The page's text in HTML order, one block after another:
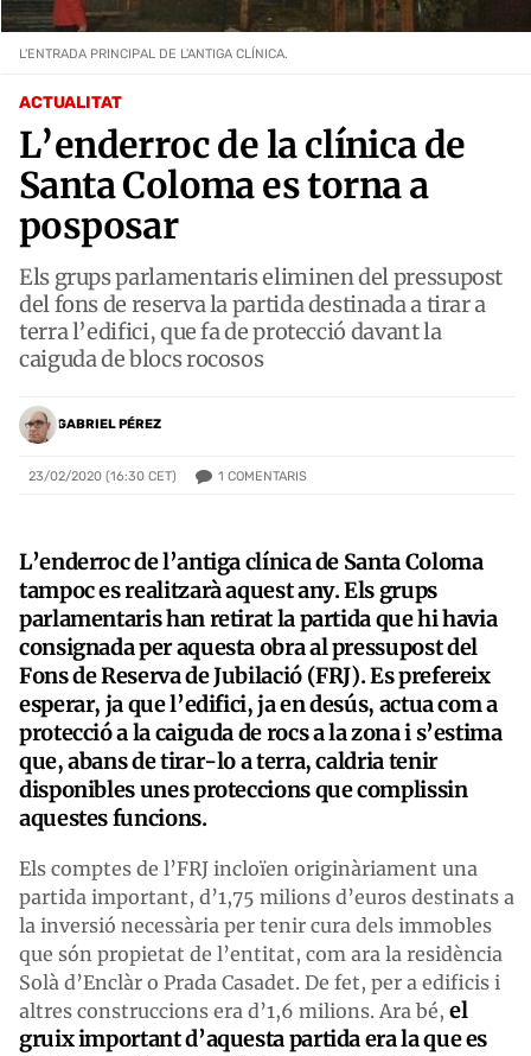
ACTUALITAT
L’enderroc de la clínica de
Santa Coloma es torna a
posposar
Els grups parlamentaris eliminen del pressupost
del fons de reserva la partida destinada a tirar a
terra l’edifici, que fa de protecció davant la
caiguda de blocs rocosos
GABRIEL PÉREZ
23/02/2020 (16:30 CET) 1 COMENTARIS
L'ENTRADA PRINCIPAL DE L'ANTIGA CLÍNICA.
L’enderroc de l’antiga clínica de Santa Coloma
tampoc es realitzarà aquest any. Els grups
parlamentaris han retirat la partida que hi havia
consignada per aquesta obra al pressupost del
Fons de Reserva de Jubilació (FRJ). Es prefereix
esperar, ja que l’edifici, ja en desús, actua com a
protecció a la caiguda de rocs a la zona i s’estima
que, abans de tirar-lo a terra, caldria tenir
disponibles unes proteccions que complissin
aquestes funcions.
Els comptes de l’FRJ incloïen originàriament una
partida important, d’1,75 milions d’euros destinats a
la inversió necessària per tenir cura dels immobles
que són propietat de l’entitat, com ara la residència
Solà d’Enclàr o Prada Casadet. De fet, per a edificis i
altres construccions era d’1,6 milions. Ara bé, el
gruix important d’aquesta partida era la que es